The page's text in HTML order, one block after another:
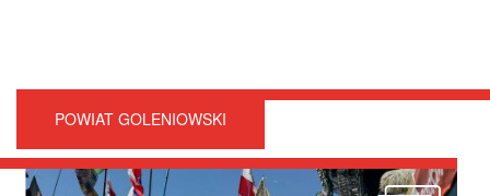
POWIAT GOLENIOWSKI